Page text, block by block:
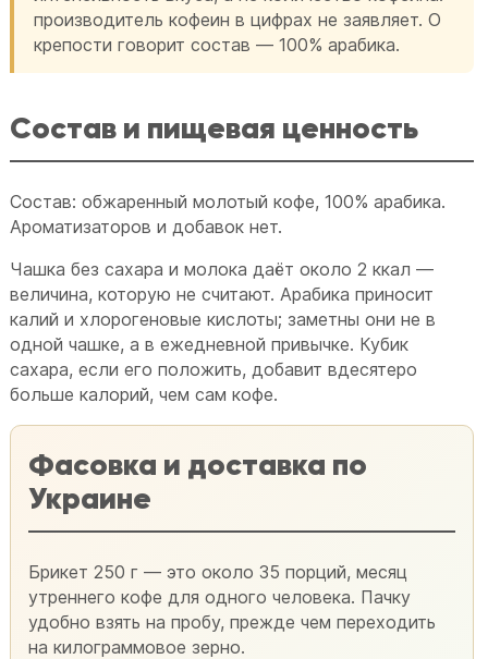
производитель кофеин в цифрах не заявляет. О
крепости говорит состав — 100% арабика.
Состав и пищевая ценность
Состав: обжаренный молотый кофе, 100% арабика.
Ароматизаторов и добавок нет.
Чашка без сахара и молока даёт около 2 ккал —
величина, которую не считают. Арабика приносит
калий и хлорогеновые кислоты; заметны они не в
одной чашке, а в ежедневной привычке. Кубик
сахара, если его положить, добавит вдесятеро
больше калорий, чем сам кофе.
Фасовка и доставка по
Украине
Брикет 250 г — это около 35 порций, месяц
утреннего кофе для одного человека. Пачку
удобно взять на пробу, прежде чем переходить
на килограммовое зерно.